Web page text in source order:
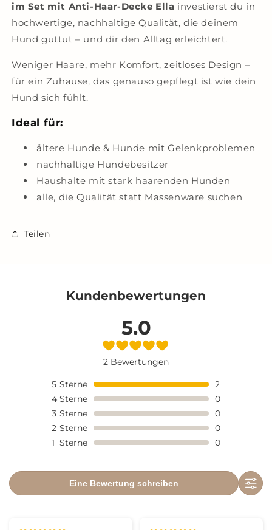
im Set mit Anti-Haar-Decke Ella investierst du in
hochwertige, nachhaltige Qualität, die deinem
Hund guttut – und dir den Alltag erleichtert.
Weniger Haare, mehr Komfort, zeitloses Design –
für ein Zuhause, das genauso gepflegt ist wie dein
Hund sich fühlt.
Ideal für:
ältere Hunde & Hunde mit Gelenkproblemen
nachhaltige Hundebesitzer
Haushalte mit stark haarenden Hunden
alle, die Qualität statt Massenware suchen
Teilen
Kundenbewertungen
5.0
2 Bewertungen
5 Sterne
2
4Sterne
0
3 Sterne
0
2 Sterne
0
1 Sterne 0
Eine Bewertung schreiben